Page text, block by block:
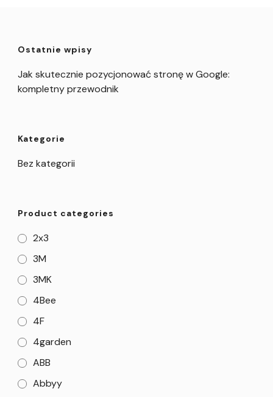
Ostatnie wpisy
Jak skutecznie pozycjonować stronę w Google:
kompletny przewodnik
Kategorie
Bez kategorii
Product categories
2x3
3M
3MK
4Bee
4F
4garden
ABB
Abbyy